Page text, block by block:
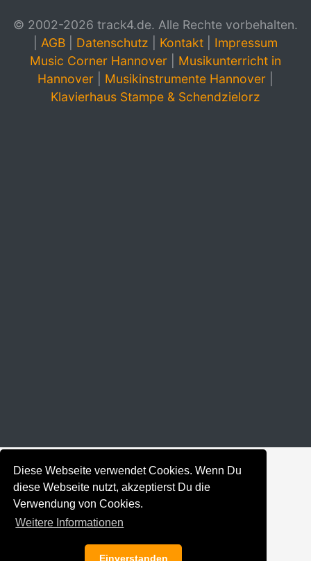
Diese Webseite verwendet Cookies. Wenn Du
diese Webseite nutzt, akzeptierst Du die
Verwendung von Cookies.
Weitere Informationen
Einverstanden
© 2002-2026 track4.de. Alle Rechte vorbehalten.
AGB Datenschutz Kontakt
Impressum
Music Corner Hannover
Musikunterricht in
Hannover
Musikinstrumente Hannover
Klavierhaus Stampe & Schendzielorz